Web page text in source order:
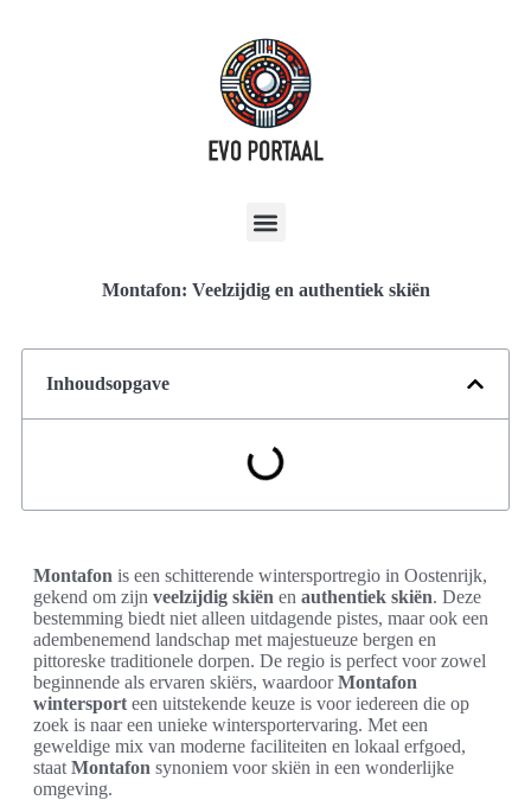
Montafon: Veelzijdig en authentiek skiën
Inhoudsopgave
Montafon is een schitterende wintersportregio in Oostenrijk,
gekend om zijn veelzijdig skiën en authentiek skiën. Deze
bestemming biedt niet alleen uitdagende pistes, maar ook een
adembenemend landschap met majestueuze bergen en
pittoreske traditionele dorpen. De regio is perfect voor zowel
beginnende als ervaren skiërs, waardoorMontafon
wintersport een uitstekende keuze is voor iedereen die op
zoek is naar een unieke wintersportervaring. Met een
geweldige mix van moderne faciliteiten en lokaal erfgoed,
staat Montafon synoniem voor skiën in een wonderlijke
omgeving.